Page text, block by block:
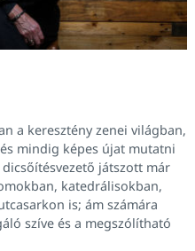
a keresztény zenei világban,
mindig képes újat mutatni
játszott már
katedrálisokban,
is; ám számára
szíve és a megszólítható